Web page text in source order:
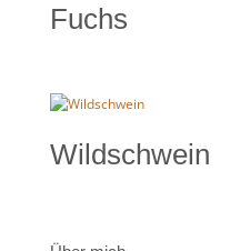
Fuchs
Wildschwein